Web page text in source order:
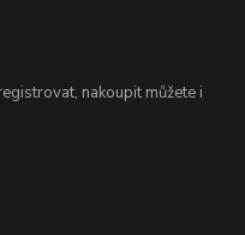
nakoupit můžete i